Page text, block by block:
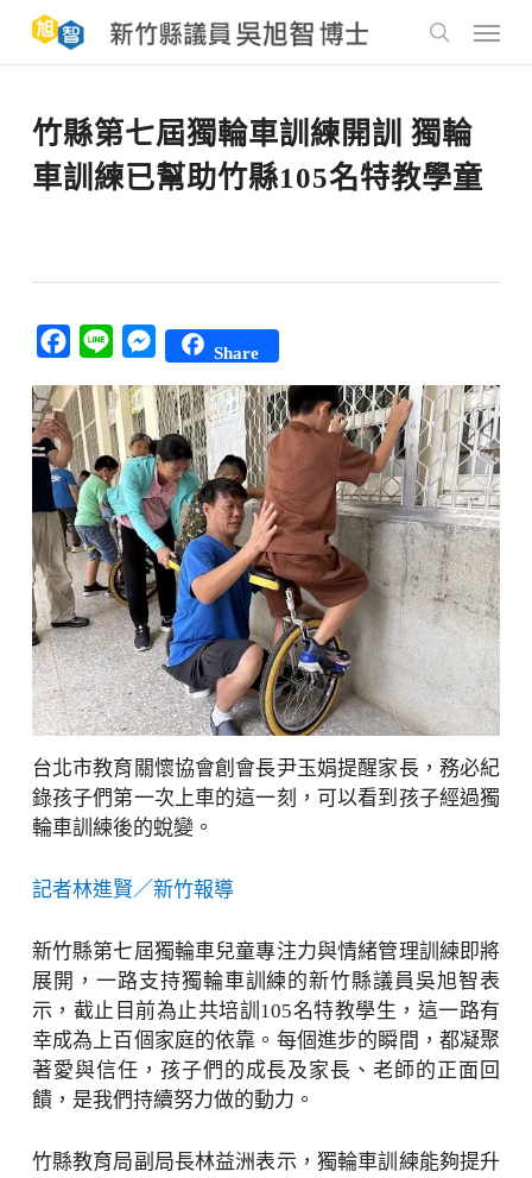
main
Menu
竹縣第七屆獨輪車訓練開訓 獨輪
車訓練已幫助竹縣105名特教學童
Facebook
Line Messenger
Share
台北市教育關懷協會創會長尹玉娟提醒家長，務必紀
錄孩子們第一次上車的這一刻，可以看到孩子經過獨
輪車訓練後的蛻變。
記者林進賢／新竹報導
新竹縣第七屆獨輪車兒童專注力與情緒管理訓練即將
展開，一路支持獨輪車訓練的新竹縣議員吳旭智表
示，截止目前為止共培訓105名特教學生，這一路有
幸成為上百個家庭的依靠。每個進步的瞬間，都凝聚
著愛與信任，孩子們的成長及家長、老師的正面回
饋，是我們持續努力做的動力。
竹縣教育局副局長林益洲表示，獨輪車訓練能夠提升